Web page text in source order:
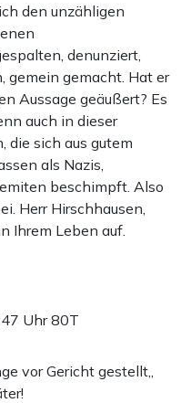
den unzähligen
denunziert,
gemein gemacht. Hat er
Aussage geäußert? Es
auch in dieser
die sich aus gutem
als Nazis,
beschimpft. Also
Herr Hirschhausen,
Ihrem Leben auf.
Uhr80T
vor Gericht gestellt,,